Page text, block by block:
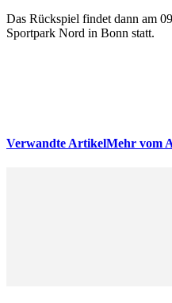
Das Rückspiel findet dann am
Sportpark Nord in Bonn statt.
Verwandte ArtikelMehr vom